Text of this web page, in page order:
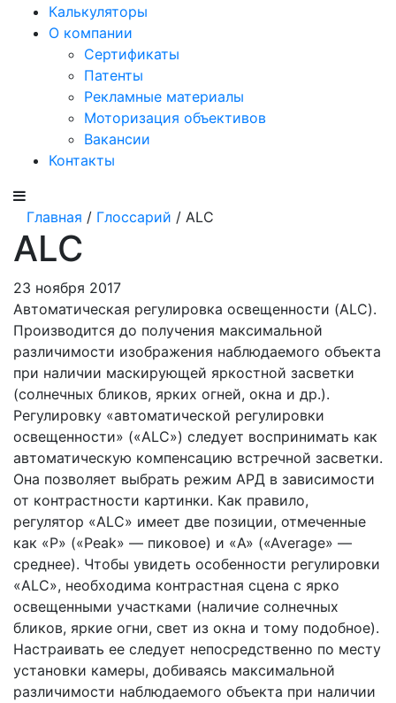
Калькуляторы
О компании
Сертификаты
Патенты
Рекламные материалы
Моторизация объективов
Вакансии
Контакты
Главная / Глоссарий / ALC
ALC
23 ноября 2017
Автоматическая регулировка осве­щенности (ALC).
Производится до получения макси­мальной
различимости изображения наблюдае­мого объекта
при наличии маскирующей яркост­ной засветки
(солнечных бликов, ярких огней, окна и др.).
Регулировку «автоматиче­ской регулировки
освещенно­сти» («ALC») следует воспри­нимать как
автоматическую ком­пенсацию встречной засвет­ки.
Она позволяет выбрать ре­жим АРД в зависимости
от кон­трастности картинки. Как пра­вило,
регулятор «ALC» име­ет две позиции, отмеченные
как «P» («Peak» — пиковое) и «A» («Average» —
среднее). Чтобы увидеть особенности регулиров­ки
«ALC», необходима контраст­ная сцена с ярко
освещенными участками (наличие солнечных
бликов, яркие огни, свет из окна и тому подоб­ное).
Настраивать ее следует непосредствен­но по месту
установки камеры, добиваясь мак­симальной
различимости наблюдаемого объек­та при наличии